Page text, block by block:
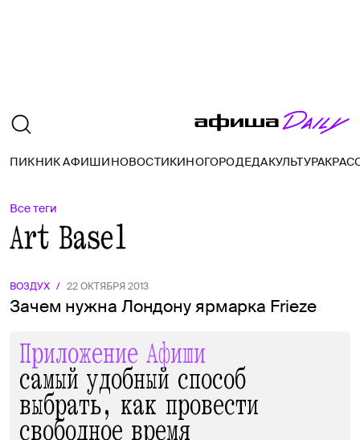
ПИКНИК АФИШИНОВОСТИКИНОГОРОДЕДАКУЛЬТУРА
Все теги
Art Basel
ВОЗДУХ / 22 ОКТЯБРЯ 2013
Зачем нужна Лондону ярмарка Frieze
Приложение Афиши
самый удобный способ
выбрать, как провести
свободное время